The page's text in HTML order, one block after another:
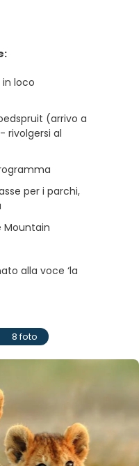
loco
(arrivo a
rivolgersi al
per i parchi,
Mountain
alla voce ‘la
8 foto